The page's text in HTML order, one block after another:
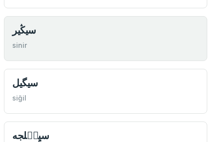
سيڭیر
sinir
سيگيل
siğil
سيِیٖلجه